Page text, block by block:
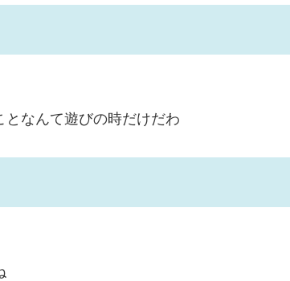
なんて遊びの時だけだわ